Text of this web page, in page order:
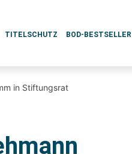
TITELSCHUTZ BOD-BESTSELLER
in Stiftungsrat